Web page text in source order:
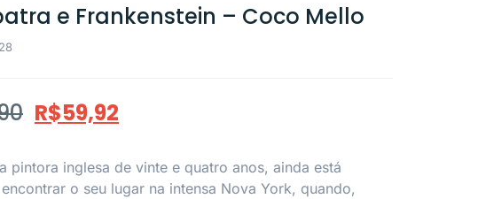
e Frankenstein – Coco Mello
R$59,92
pintora inglesa de vinte e quatro anos, ainda está
o seu lugar na intensa Nova York, quando,